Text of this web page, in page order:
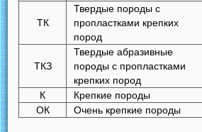
ТК
Твердые породы с
пропластками крепких
пород
ТКЗ
Твердые абразивные
породы с пропластками
крепких пород
К Крепкие породы
ОК
Очень крепкие породы